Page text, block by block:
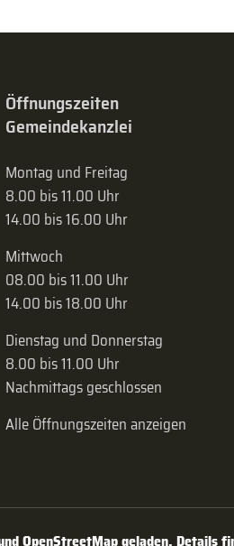
Öffnungszeiten
Gemeindekanzlei
Montag und Freitag
8.00 bis 11.00 Uhr
14.00 bis 16.00 Uhr
Mittwoch
08.00 bis 11.00 Uhr
14.00 bis 18.00 Uhr
Dienstag und Donnerstag
8.00 bis 11.00 Uhr
Nachmittags geschlossen
Alle Öffnungszeiten anzeigen
OpenStreetMap geladen. Details